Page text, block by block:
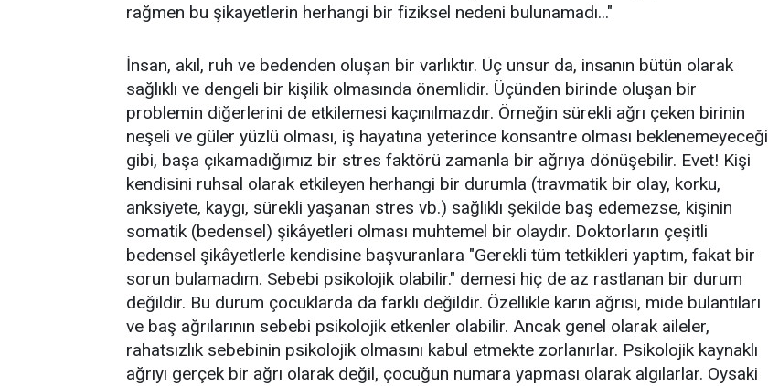
rağmen bu şikayetlerin herhangi bir fiziksel nedeni bulunamadı..."
İnsan, akıl, ruh ve bedenden oluşan bir varlıktır. Üç unsur da, insanın bütün olarak
sağlıklı ve dengeli bir kişilik olmasında önemlidir. Üçünden birinde oluşan bir
problemin diğerlerini de etkilemesi kaçınılmazdır. Örneğin sürekli ağrı çeken birinin
neşeli ve güler yüzlü olması, iş hayatına yeterince konsantre olması beklenemeyeceği
gibi, başa çıkamadığımız bir stres faktörü zamanla bir ağrıya dönüşebilir. Evet! Kişi
kendisini ruhsal olarak etkileyen herhangi bir durumla (travmatik bir olay, korku,
anksiyete, kaygı, sürekli yaşanan stres vb.) sağlıklı şekilde baş edemezse, kişinin
somatik (bedensel) şikâyetleri olması muhtemel bir olaydır. Doktorların çeşitli
bedensel şikâyetlerle kendisine başvuranlara "Gerekli tüm tetkikleri yaptım, fakat bir
sorun bulamadım. Sebebi psikolojik olabilir." demesi hiç de az rastlanan bir durum
değildir. Bu durum çocuklarda da farklı değildir. Özellikle karın ağrısı, mide bulantıları
ve baş ağrılarının sebebi psikolojik etkenler olabilir. Ancak genel olarak aileler,
rahatsızlık sebebinin psikolojik olmasını kabul etmekte zorlanırlar. Psikolojik kaynaklı
ağrıyı gerçek bir ağrı olarak değil, çocuğun numara yapması olarak algılarlar. Oysaki